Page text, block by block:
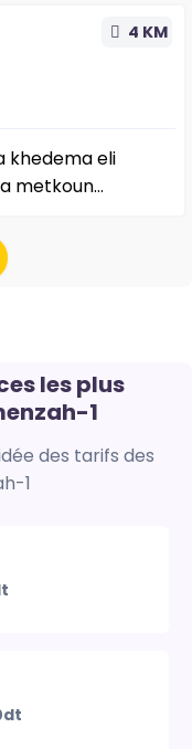
4 KM
khedema eli
metkoun
les plus
1
1